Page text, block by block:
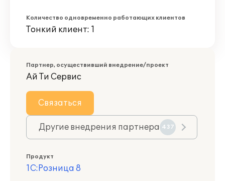
Количество одновременно работающих клиентов
Тонкий клиент: 1
Партнер, осуществивший внедрение/проект
Ай Ти Сервис
Связаться
Другие внедрения партнера 437
Продукт
1С:Розница 8